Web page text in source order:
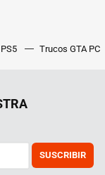
Trucos GTA PC
SUSCRIBIR